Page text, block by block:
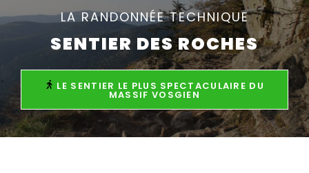
LA RANDONNÉE TECHNIQUE
SENTIER DES ROCHES
LE SENTIER LE PLUS SPECTACULAIRE DU
MASSIF VOSGIEN